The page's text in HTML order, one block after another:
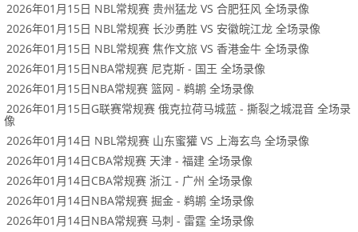
2026年01月15日 NBL常规赛 贵州猛龙 VS 合肥狂风 全场录像
2026年01月15日 NBL常规赛 长沙勇胜 VS 安徽皖江龙 全场录像
2026年01月15日 NBL常规赛 焦作文旅 VS 香港金牛 全场录像
2026年01月15日NBA常规赛 尼克斯 - 国王 全场录像
2026年01月15日NBA常规赛 篮网 - 鹈鹕 全场录像
2026年01月15日G联赛常规赛 俄克拉荷马城蓝 - 撕裂之城混音 全场录
像
2026年01月14日 NBL常规赛 山东蜜獾 VS 上海玄鸟 全场录像
2026年01月14日CBA常规赛 天津 - 福建 全场录像
2026年01月14日CBA常规赛 浙江 - 广州 全场录像
2026年01月14日NBA常规赛 掘金 - 鹈鹕 全场录像
2026年01月14日NBA常规赛 马刺 - 雷霆 全场录像